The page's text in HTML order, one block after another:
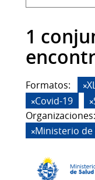
1
Formatos:
Covid-19
Organizaciones:
Ministerio de